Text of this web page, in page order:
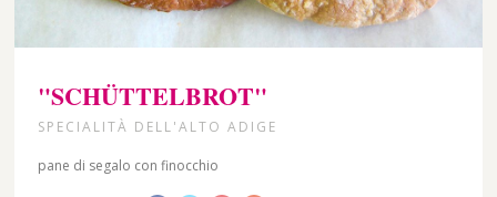
"SCHÜTTELBROT"
SPECIALITÀ DELL'ALTO ADIGE
pane di segalo con finocchio